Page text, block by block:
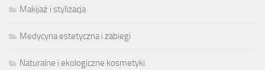
Makijaż i stylizacja
Medycyna estetyczna i zabiegi
Naturalne i ekologiczne kosmetyki